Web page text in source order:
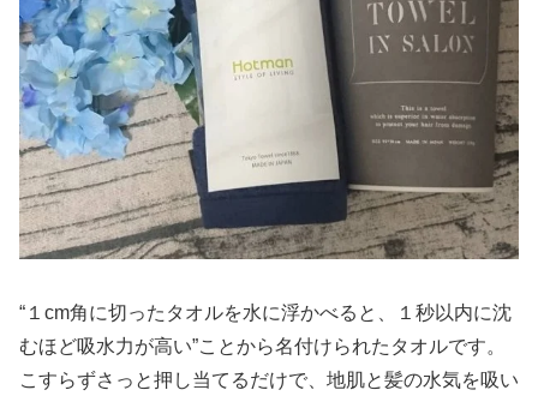
“１cm角に切ったタオルを水に浮かべると、１秒以内に沈
むほど吸水力が高い”ことから名付けられたタオルです。
こすらずさっと押し当てるだけで、地肌と髪の水気を吸い